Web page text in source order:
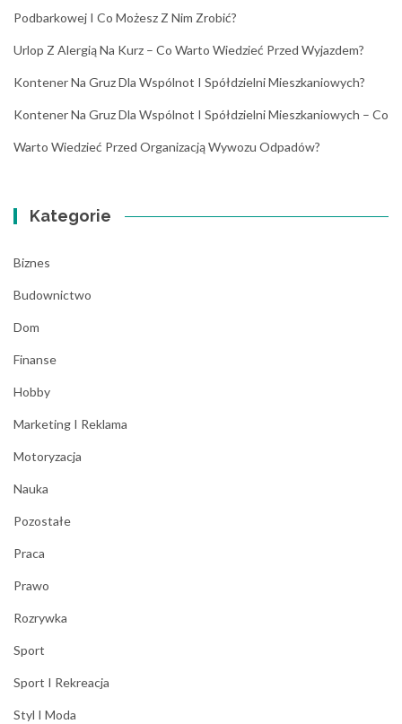
Podbarkowej I Co Możesz Z Nim Zrobić?
Urlop Z Alergią Na Kurz – Co Warto Wiedzieć Przed Wyjazdem?
Kontener Na Gruz Dla Wspólnot I Spółdzielni Mieszkaniowych?
Kontener Na Gruz Dla Wspólnot I Spółdzielni Mieszkaniowych – Co
Warto Wiedzieć Przed Organizacją Wywozu Odpadów?
Kategorie
Biznes
Budownictwo
Dom
Finanse
Hobby
Marketing I Reklama
Motoryzacja
Nauka
Pozostałe
Praca
Prawo
Rozrywka
Sport
Sport I Rekreacja
Styl I Moda